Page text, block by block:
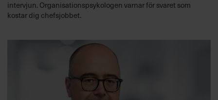
intervjun. Organisationspsykologen varnar för svaret som
kostar dig chefsjobbet.